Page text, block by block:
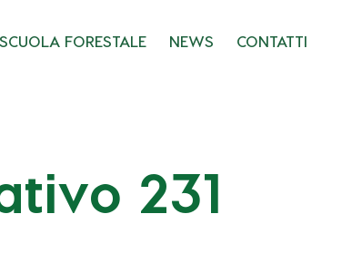
SCUOLA FORESTALE NEWS CONTATTI
231